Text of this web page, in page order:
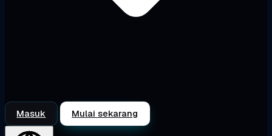
Masuk Mulai sekarang